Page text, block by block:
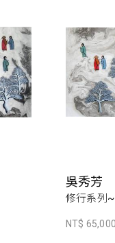
吳秀芳
修行系列
NT$ 65,000